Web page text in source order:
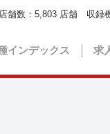
インデックス 求
舗数： 5,803 店舗 収録